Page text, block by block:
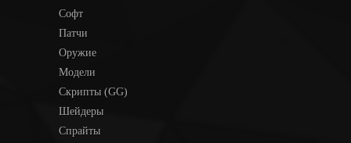
Софт
Патчи
Оружие
Модели
Скрипты (GG)
Шейдеры
Спрайты